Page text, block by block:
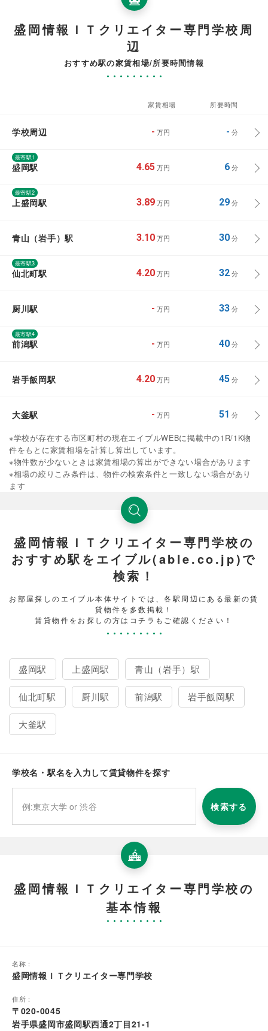
盛岡情報ＩＴクリエイター専門学校周
辺
おすすめ駅の家賃相場/所要時間情報
家賃相場 所要時間
学校周辺 - 万円 - 分
最寄駅1
盛岡駅 4.65 万円 6分
最寄駅2
上盛岡駅 3.89 万円 29分
青山（岩手）駅 3.10 万円 30分
最寄駅3
仙北町駅 4.20 万円 32分
厨川駅 - 万円 33分
最寄駅4
前潟駅 - 万円 40分
岩手飯岡駅 4.20 万円 45分
大釜駅 - 万円 51 分
※学校が存在する市区町村の現在エイブルWEBに掲載中の1R/1K物
件をもとに家賃相場を計算し算出しています。
※物件数が少ないときは家賃相場の算出ができない場合があります
※相場の絞りこみ条件は、物件の検索条件と一致しない場合があり
ます
盛岡情報ＩＴクリエイター専門学校の
おすすめ駅をエイブル(able.co.jp)で
検索！
お部屋探しのエイブル本体サイトでは、各駅周辺にある最新の賃
貸物件を多数掲載！
賃貸物件をお探しの方はコチラもご確認ください！
盛岡駅 上盛岡駅 青山（岩手）駅
仙北町駅 厨川駅 前潟駅 岩手飯岡駅
大釜駅
学校名・駅名を入力して賃貸物件を探す
検索する
盛岡情報ＩＴクリエイター専門学校の
基本情報
名称：
盛岡情報ＩＴクリエイター専門学校
住所：
〒020-0045
岩手県盛岡市盛岡駅西通2丁目21-1